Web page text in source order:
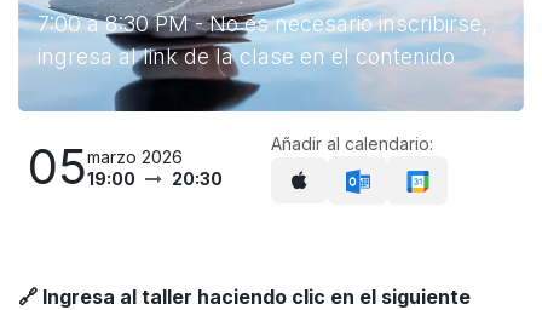
7:00 a 8:30 PM - No es necesario inscribirse,
ingresa al link de la clase en el contenido
05marzo 2026
19:00
20:30
Añadir al calendario:
🔗 Ingresa al taller haciendo clic en el siguiente